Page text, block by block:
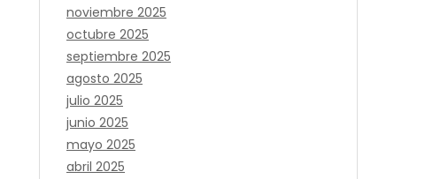
noviembre 2025
octubre 2025
septiembre 2025
agosto 2025
julio 2025
junio 2025
mayo 2025
abril 2025